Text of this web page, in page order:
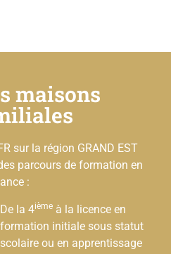
maisons
sur la région GRAND EST
parcours de formation en
:
De la 4ième à la licence en
formation initiale sous statut
scolaire ou en apprentissage